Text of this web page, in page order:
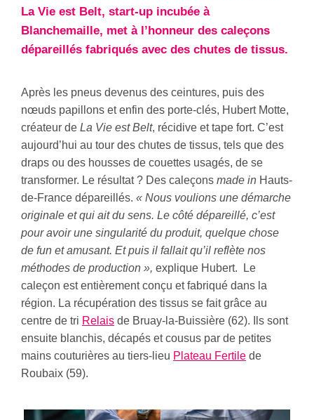
La Vie est Belt, start-up incubée à
Blanchemaille, met à l’honneur des caleçons
dépareillés fabriqués avec des chutes de tissus.
Après les pneus devenus des ceintures, puis des
nœuds papillons et enfin des porte-clés, Hubert Motte,
créateur de La Vie est Belt, récidive et tape fort. C’est
aujourd’hui au tour des chutes de tissus, tels que des
draps ou des housses de couettes usagés, de se
transformer. Le résultat ? Des caleçons made in Hauts-
de-France dépareillés. « Nous voulions une démarche
originale et qui ait du sens. Le côté dépareillé, c’est
pour avoir une singularité du produit, quelque chose
de fun et amusant. Et puis il fallait qu’il reflète nos
méthodes de production », explique Hubert. Le
caleçon est entièrement conçu et fabriqué dans la
région. La récupération des tissus se fait grâce au
centre de tri Relais de Bruay-la-Buissière (62). Ils sont
ensuite blanchis, décapés et cousus par de petites
mains couturières au tiers-lieu Plateau Fertile de
Roubaix (59).